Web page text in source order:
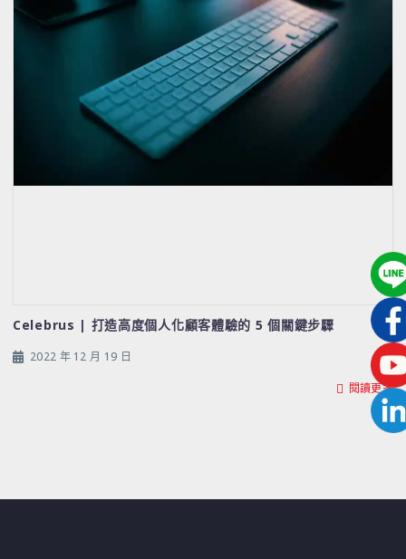
Celebrus | 打造高度個人化顧客體驗的 5 個關鍵步驟
2022 年 12 月 19 日
閱讀更多